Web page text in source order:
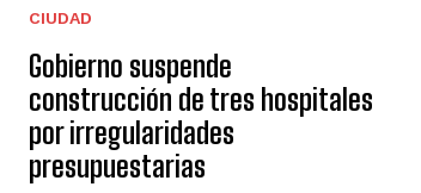
CIUDAD
Gobierno suspende
construcción de tres hospitales
por irregularidades
presupuestarias